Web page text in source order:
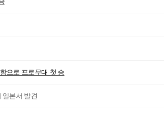
으로 프로무대 첫 승
일본서 발견